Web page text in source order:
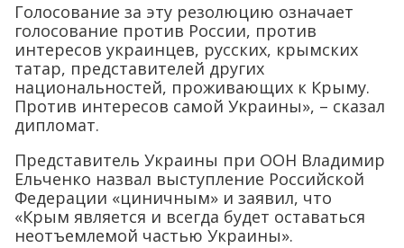
Голосование за эту резолюцию означает
голосование против России, против
интересов украинцев, русских, крымских
татар, представителей других
национальностей, проживающих к Крыму.
Против интересов самой Украины», – сказал
дипломат.
Представитель Украины при ООН Владимир
Ельченко назвал выступление Российской
Федерации «циничным» и заявил, что
«Крым является и всегда будет оставаться
неотъемлемой частью Украины».